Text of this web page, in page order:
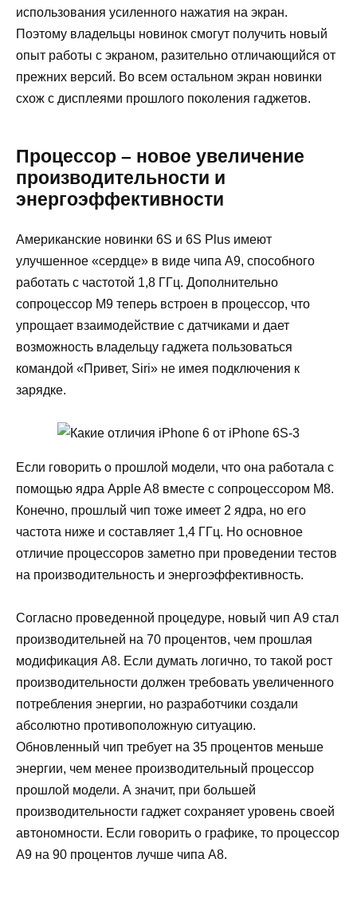
использования усиленного нажатия на экран.
Поэтому владельцы новинок смогут получить новый
опыт работы с экраном, разительно отличающийся от
прежних версий. Во всем остальном экран новинки
схож с дисплеями прошлого поколения гаджетов.
Процессор – новое увеличение
производительности и
энергоэффективности
Американские новинки 6S и 6S Plus имеют
улучшенное «сердце» в виде чипа A9, способного
работать с частотой 1,8 ГГц. Дополнительно
сопроцессор М9 теперь встроен в процессор, что
упрощает взаимодействие с датчиками и дает
возможность владельцу гаджета пользоваться
командой «Привет, Siri» не имея подключения к
зарядке.
Если говорить о прошлой модели, что она работала с
помощью ядра Apple A8 вместе с сопроцессором M8.
Конечно, прошлый чип тоже имеет 2 ядра, но его
частота ниже и составляет 1,4 ГГц. Но основное
отличие процессоров заметно при проведении тестов
на производительность и энергоэффективность.
Согласно проведенной процедуре, новый чип А9 стал
производительней на 70 процентов, чем прошлая
модификация А8. Если думать логично, то такой рост
производительности должен требовать увеличенного
потребления энергии, но разработчики создали
абсолютно противоположную ситуацию.
Обновленный чип требует на 35 процентов меньше
энергии, чем менее производительный процессор
прошлой модели. А значит, при большей
производительности гаджет сохраняет уровень своей
автономности. Если говорить о графике, то процессор
А9 на 90 процентов лучше чипа А8.